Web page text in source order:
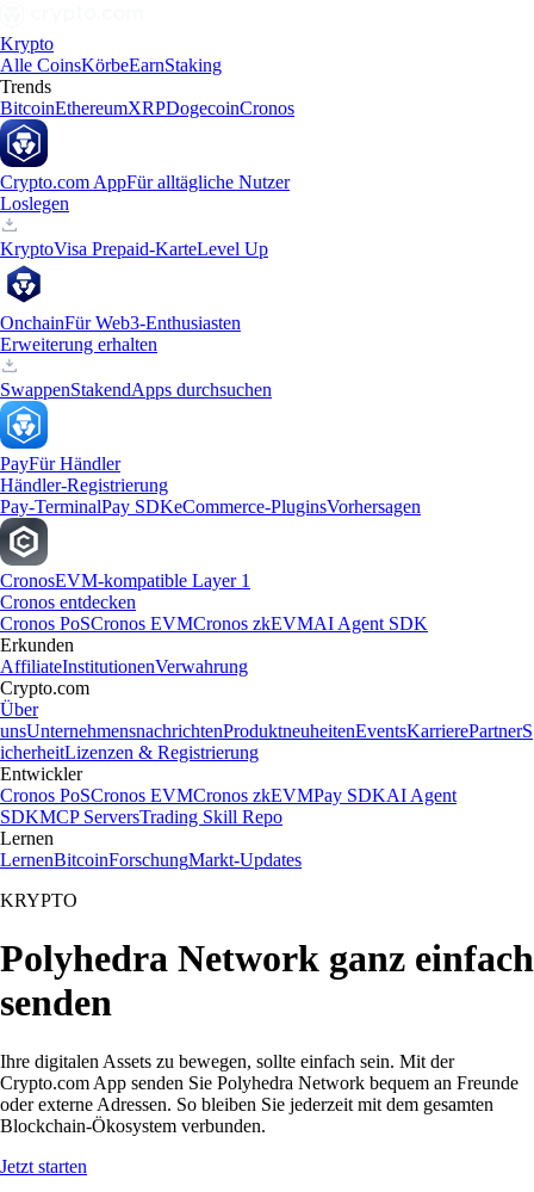
Krypto
Alle CoinsKörbeEarnStaking
Trends
BitcoinEthereumXRPDogecoinCronos
Crypto.com AppFür alltägliche Nutzer
Loslegen
KryptoVisa Prepaid-KarteLevel Up
OnchainFür Web3-Enthusiasten
Erweiterung erhalten
SwappenStakendApps durchsuchen
PayFür Händler
Händler-Registrierung
Pay-TerminalPay SDKeCommerce-PluginsVorhersagen
CronosEVM-kompatible Layer 1
Cronos entdecken
Cronos PoSCronos EVMCronos zkEVMAI Agent SDK
Erkunden
AffiliateInstitutionenVerwahrung
Crypto.com
Über
unsUnternehmensnachrichtenProduktneuheitenEventsKarrierePartnerS
icherheitLizenzen & Registrierung
Entwickler
Cronos PoSCronos EVMCronos zkEVMPay SDKAI Agent
SDKMCP ServersTrading Skill Repo
Lernen
LernenBitcoinForschungMarkt-Updates
KRYPTO
Polyhedra Network ganz einfach
senden
Ihre digitalen Assets zu bewegen, sollte einfach sein. Mit der
Crypto.com App senden Sie Polyhedra Network bequem an Freunde
oder externe Adressen. So bleiben Sie jederzeit mit dem gesamten
Blockchain-Ökosystem verbunden.
Jetzt starten